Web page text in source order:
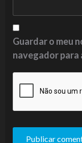
Guardar o meu
navegador para